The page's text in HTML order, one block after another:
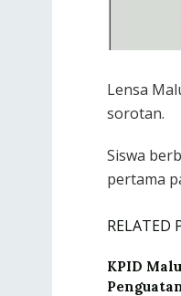
Lensa
sorotan.
Siswa
pertama
RELATED
KPID